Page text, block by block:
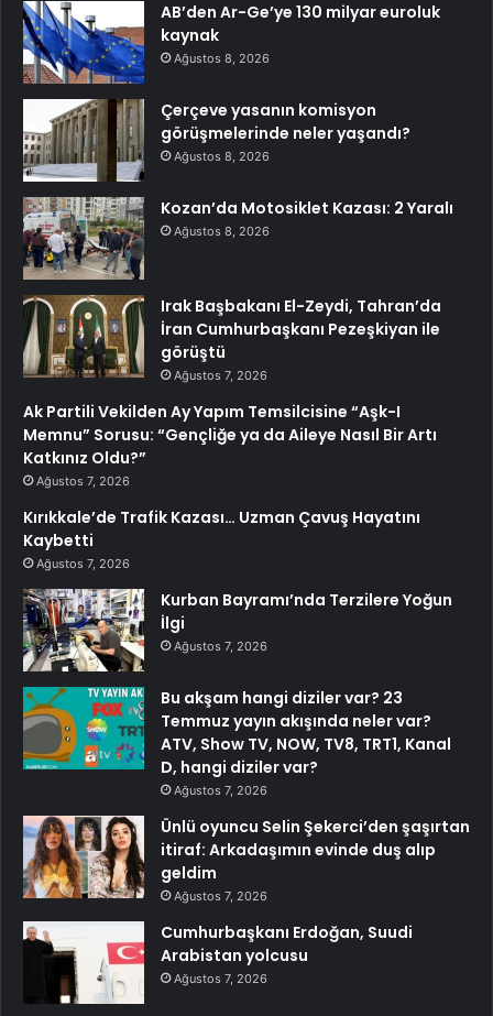
AB’den Ar-Ge’ye 130 milyar euroluk
kaynak
Ağustos 8, 2026
Çerçeve yasanın komisyon
görüşmelerinde neler yaşandı?
Ağustos 8, 2026
Kozan’da Motosiklet Kazası: 2 Yaralı
Ağustos 8, 2026
Irak Başbakanı El-Zeydi, Tahran’da
İran Cumhurbaşkanı Pezeşkiyan ile
görüştü
Ağustos 7, 2026
Ak Partili Vekilden Ay Yapım Temsilcisine “Aşk-I
Memnu” Sorusu: “Gençliğe ya da Aileye Nasıl Bir Artı
Katkınız Oldu?”
Ağustos 7, 2026
Kırıkkale’de Trafik Kazası… Uzman Çavuş Hayatını
Kaybetti
Ağustos 7, 2026
Kurban Bayramı’nda Terzilere Yoğun
İlgi
Ağustos 7, 2026
Bu akşam hangi diziler var? 23
Temmuz yayın akışında neler var?
ATV, Show TV, NOW, TV8, TRT1, Kanal
D, hangi diziler var?
Ağustos 7, 2026
Ünlü oyuncu Selin Şekerci’den şaşırtan
itiraf: Arkadaşımın evinde duş alıp
geldim
Ağustos 7, 2026
Cumhurbaşkanı Erdoğan, Suudi
Arabistan yolcusu
Ağustos 7, 2026